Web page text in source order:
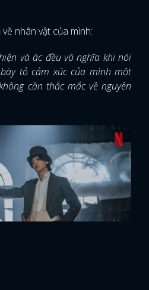
nhân vật của mình:
và ác đều vô nghĩa khi nói
tỏ cảm xúc của mình một
cần thắc mắc về nguyên